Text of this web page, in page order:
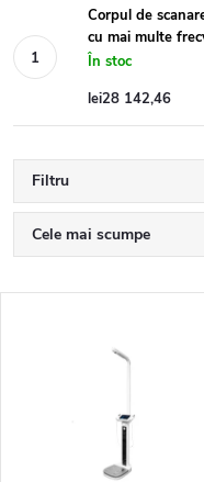
Corpul de
cu mai multe
În stoc
lei28 142,46
Filtru
S
e
Cele mai scumpe